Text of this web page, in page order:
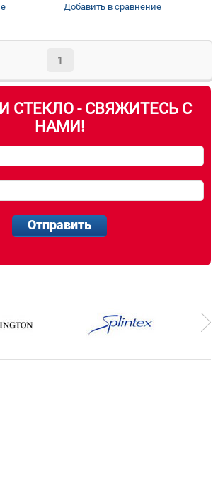
Добавить в сравнение
1
СТЕКЛО - СВЯЖИТЕСЬ С
НАМИ!
Отправить